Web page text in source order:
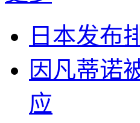
日本发布
因凡蒂诺
应